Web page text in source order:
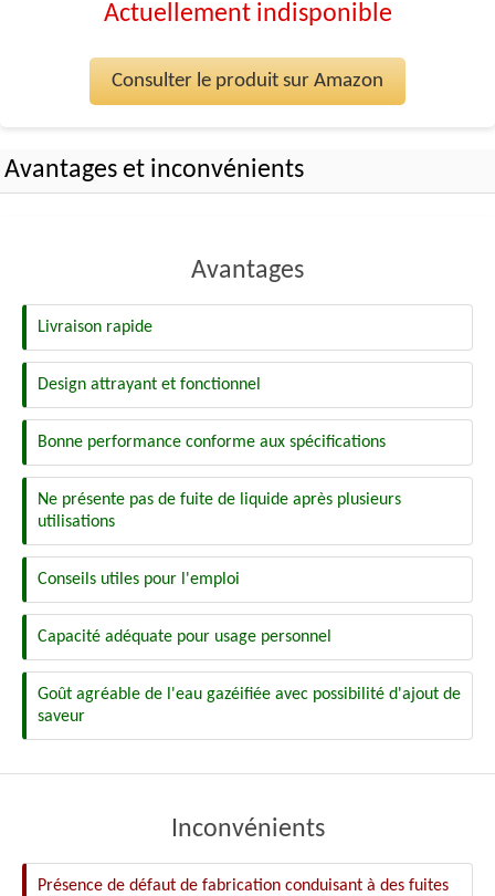
Actuellement indisponible
Consulter le produit sur Amazon
Avantages et inconvénients
Avantages
Livraison rapide
Design attrayant et fonctionnel
Bonne performance conforme aux spécifications
Ne présente pas de fuite de liquide après plusieurs
utilisations
Conseils utiles pour l'emploi
Capacité adéquate pour usage personnel
Goût agréable de l'eau gazéifiée avec possibilité d'ajout de
saveur
Inconvénients
Présence de défaut de fabrication conduisant à des fuites